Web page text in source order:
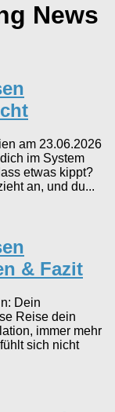
News
am 23.06.2026
im System
etwas kippt?
an, und du...
& Fazit
Dein
Reise dein
immer mehr
sich nicht